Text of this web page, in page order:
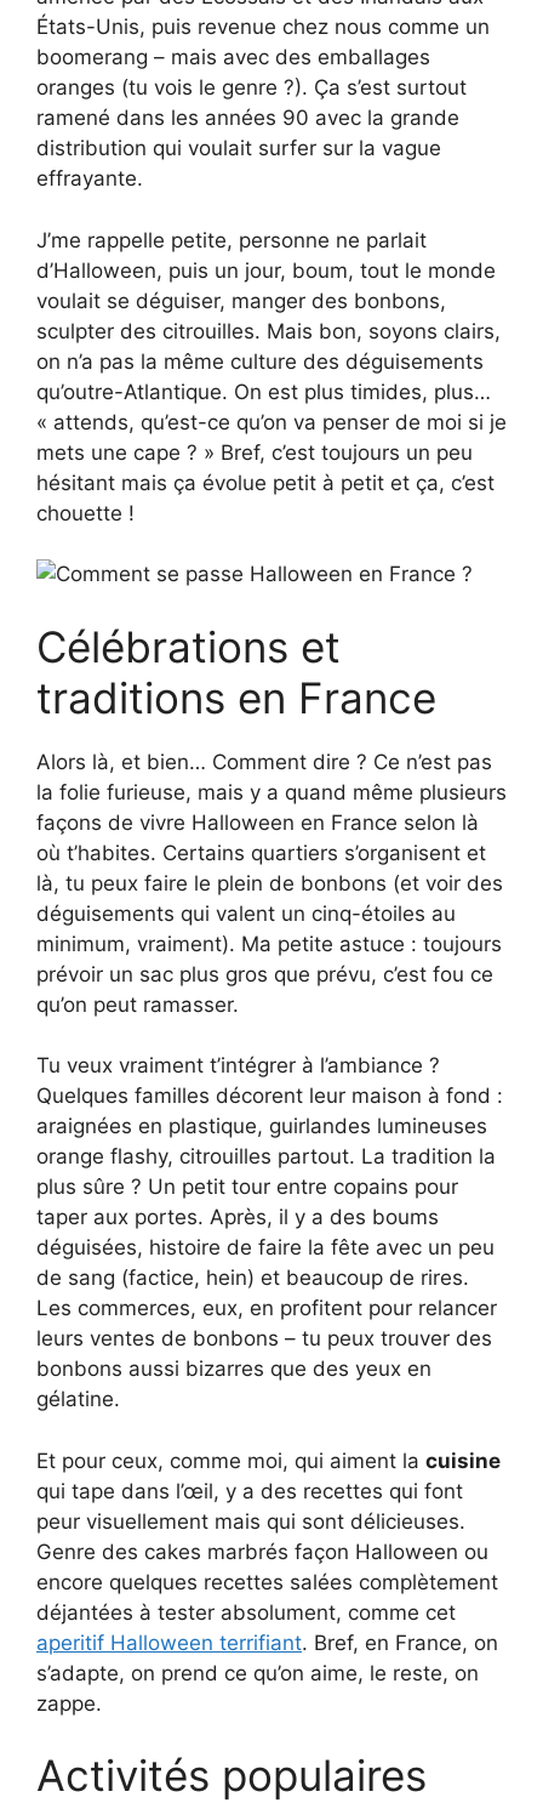
États-Unis, puis revenue chez nous comme un
boomerang – mais avec des emballages
oranges (tu vois le genre ?). Ça s’est surtout
ramené dans les années 90 avec la grande
distribution qui voulait surfer sur la vague
effrayante.
J’me rappelle petite, personne ne parlait
d’Halloween, puis un jour, boum, tout le monde
voulait se déguiser, manger des bonbons,
sculpter des citrouilles. Mais bon, soyons clairs,
on n’a pas la même culture des déguisements
qu’outre-Atlantique. On est plus timides, plus…
« attends, qu’est-ce qu’on va penser de moi si je
mets une cape ? » Bref, c’est toujours un peu
hésitant mais ça évolue petit à petit et ça, c’est
chouette !
Célébrations et
traditions en France
Alors là, et bien… Comment dire ? Ce n’est pas
la folie furieuse, mais y a quand même plusieurs
façons de vivre Halloween en France selon là
où t’habites. Certains quartiers s’organisent et
là, tu peux faire le plein de bonbons (et voir des
déguisements qui valent un cinq-étoiles au
minimum, vraiment). Ma petite astuce : toujours
prévoir un sac plus gros que prévu, c’est fou ce
qu’on peut ramasser.
Tu veux vraiment t’intégrer à l’ambiance ?
Quelques familles décorent leur maison à fond :
araignées en plastique, guirlandes lumineuses
orange flashy, citrouilles partout. La tradition la
plus sûre ? Un petit tour entre copains pour
taper aux portes. Après, il y a des boums
déguisées, histoire de faire la fête avec un peu
de sang (factice, hein) et beaucoup de rires.
Les commerces, eux, en profitent pour relancer
leurs ventes de bonbons – tu peux trouver des
bonbons aussi bizarres que des yeux en
gélatine.
Et pour ceux, comme moi, qui aiment la cuisine
qui tape dans l’œil, y a des recettes qui font
peur visuellement mais qui sont délicieuses.
Genre des cakes marbrés façon Halloween ou
encore quelques recettes salées complètement
déjantées à tester absolument, comme cet
aperitif Halloween terrifiant. Bref, en France, on
s’adapte, on prend ce qu’on aime, le reste, on
zappe.
Activités populaires